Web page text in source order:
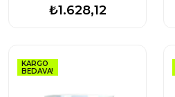
₺1.628,12
KARGO
BEDAVA!